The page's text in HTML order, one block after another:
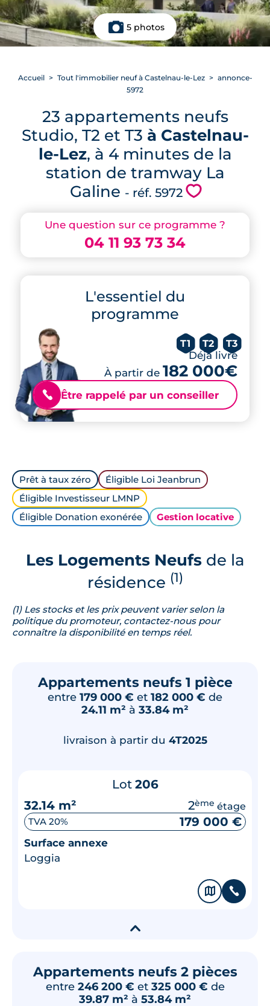
5 photos
Une question sur ce programme ?
04 11 93 73 34
L'essentiel du
programme
T1 T2 T3
Déjà livré
À partir de 182 000€
📞 Être rappelé par un conseiller
Accueil Tout l'immobilier neuf à Castelnau-le-Lez
annonce-
5972
23 appartements neufs
Studio, T2 et T3 à Castelnau-
le-Lez, à 4 minutes de la
station de tramway La
Galine - réf. 5972 💗
Prêt à taux zéro
Éligible Loi Jeanbrun
Éligible Investisseur LMNP
Éligible Donation exonérée
Gestion locative
Les Logements Neufsde la
résidence (1)
(1) Les stocks et les prix peuvent varier selon la
politique du promoteur, contactez-nous pour
connaître la disponibilité en temps réel.
Appartements neufs 1 pièce
entre 179 000 € et 182 000 € de
24.11 m² à 33.84 m²
livraison à partir du 4T2025
Lot 206
32.14 m²
2ème étage
TVA 20% 179 000 €
Surface annexe
Loggia
🗞 📞
▾
Appartements neufs 2 pièces
entre 246 200 € et 325 000 € de
39.87 m² à 53.84 m²